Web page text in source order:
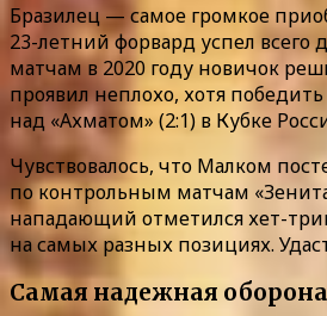
Бразилец — самое громкое
23-летний форвард успел всего
матчам в 2020 году новичок
проявил неплохо, хотя
над «Ахматом» (2:1) в Кубке
Чувствовалось, что Малком
по контрольным матчам
нападающий отметился хет-
на самых разных позициях.
Самая надежная